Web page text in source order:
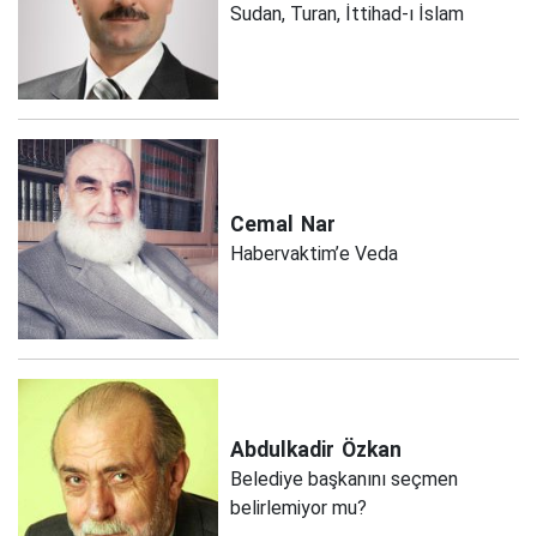
Sudan, Turan, İttihad-ı İslam
Cemal Nar
Habervaktim’e Veda
Abdulkadir Özkan
Belediye başkanını seçmen
belirlemiyor mu?